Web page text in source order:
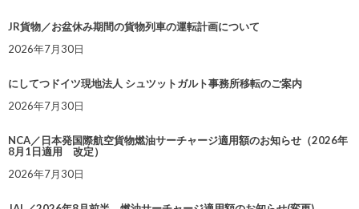
JR貨物／お盆休み期間の貨物列車の運転計画について
2026年7月30日
にしてつドイツ現地法人 シュツットガルト事務所移転のご案内
2026年7月30日
NCA／日本発国際航空貨物燃油サーチャージ適用額のお知らせ（2026年
8月1日適用 改定）
2026年7月30日